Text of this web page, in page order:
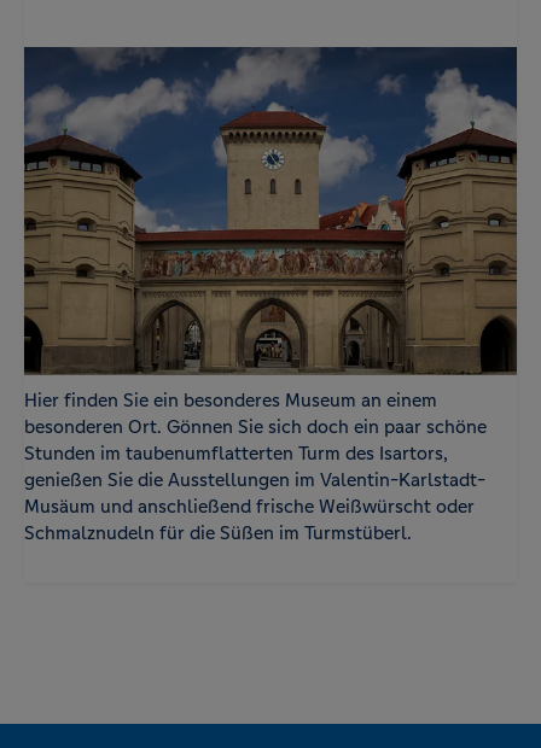
Hier finden Sie ein besonderes Museum an einem
besonderen Ort. Gönnen Sie sich doch ein paar schöne
Stunden im taubenumflatterten Turm des Isartors,
genießen Sie die Ausstellungen im Valentin-Karlstadt-
Musäum und anschließend frische Weißwürscht oder
Schmalznudeln für die Süßen im Turmstüberl.